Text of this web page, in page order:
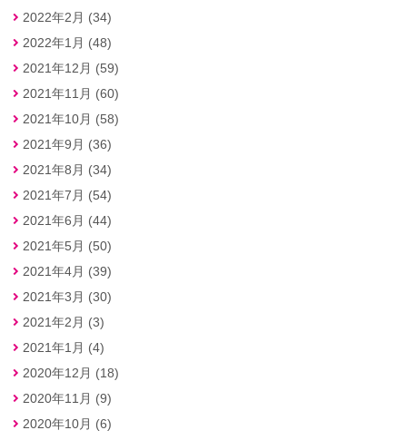
2022年2月 (34)
2022年1月 (48)
2021年12月 (59)
2021年11月 (60)
2021年10月 (58)
2021年9月 (36)
2021年8月 (34)
2021年7月 (54)
2021年6月 (44)
2021年5月 (50)
2021年4月 (39)
2021年3月 (30)
2021年2月 (3)
2021年1月 (4)
2020年12月 (18)
2020年11月 (9)
2020年10月 (6)